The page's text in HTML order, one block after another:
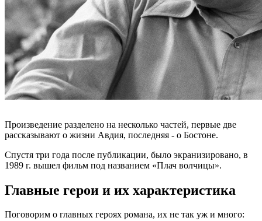
Произведение разделено на несколько частей, первые две
рассказывают о жизни Авдия, последняя - о Бостоне.
Спустя три года после публикации, было экранизировано, в
1989 г. вышел фильм под названием «Плач волчицы».
Главные герои и их характеристика
Поговорим о главных героях романа, их не так уж и много: